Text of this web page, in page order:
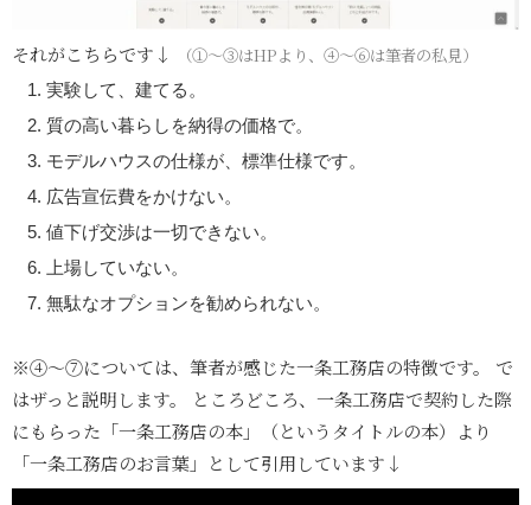
それがこちらです↓ （①〜③はHPより、④〜⑥は筆者の私見）
実験して、建てる。
質の高い暮らしを納得の価格で。
モデルハウスの仕様が、標準仕様です。
広告宣伝費をかけない。
値下げ交渉は一切できない。
上場していない。
無駄なオプションを勧められない。
※④～⑦については、筆者が感じた一条工務店の特徴です。 で
はザっと説明します。 ところどころ、一条工務店で契約した際
にもらった「一条工務店の本」（というタイトルの本）より
「一条工務店のお言葉」として引用しています↓